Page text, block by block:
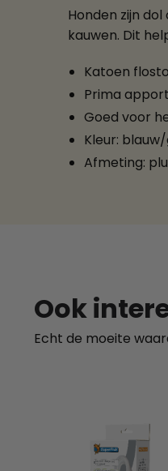
Honden zijn
kauwen. Dit
Katoen
Prima
Goed voor
Kleur:
Afmeting:
Ook
Echt de moeite